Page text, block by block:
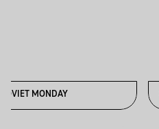
SOVIET MONDAY